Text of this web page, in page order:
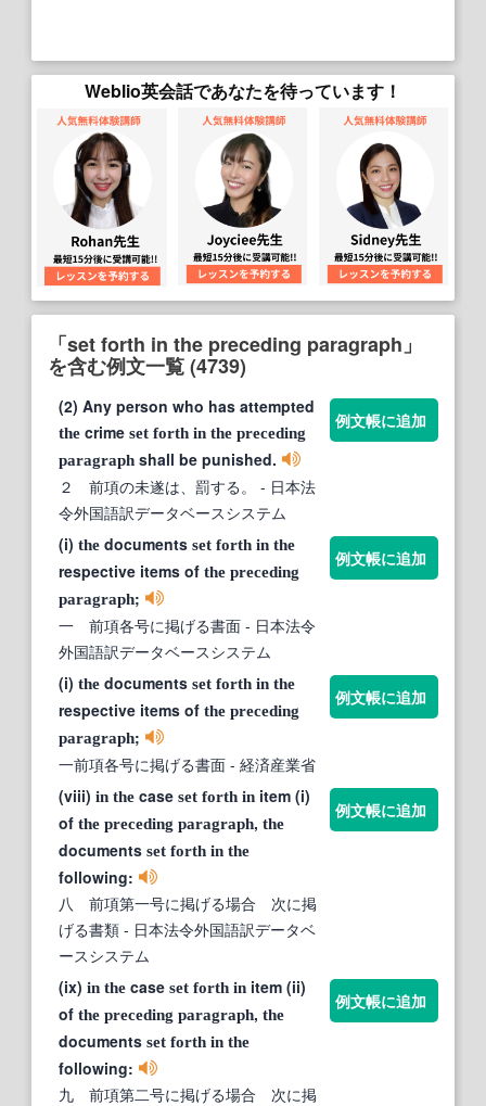
Weblio英会話であなたを待っています！
「set forth in the preceding paragraph」
を含む例文一覧 (4739)
(2) Any person who has attempted
the crime set forth in the preceding
paragraph shall be punished.
２ 前項の未遂は、罰する。
- 日本法
令外国語訳データベースシステム
例文帳に追加
(i) the documents set forth in the
respective items of the preceding
paragraph;
一 前項各号に掲げる書面 - 日本法令
外国語訳データベースシステム
例文帳に追加
(i) the documents set forth in the
respective items of the preceding
paragraph;
一前項各号に掲げる書面 - 経済産業省
例文帳に追加
(viii) in the case set forth in item (i)
of the preceding paragraph, the
documents set forth in the
following:
八 前項第一号に掲げる場合 次に掲
げる書類 - 日本法令外国語訳データベ
ースシステム
例文帳に追加
(ix) in the case set forth in item (ii)
of the preceding paragraph, the
documents set forth in the
following:
九 前項第二号に掲げる場合 次に掲
例文帳に追加